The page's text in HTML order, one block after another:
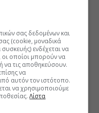
σας δεδομένων και
(cookie, μοναδικά
ενδέχεται να
οποίοι μπορούν να
τις αποθηκεύσουν.
να
αυτόν τον ιστότοπο.
να χρησιμοποιούμε
Λίστα